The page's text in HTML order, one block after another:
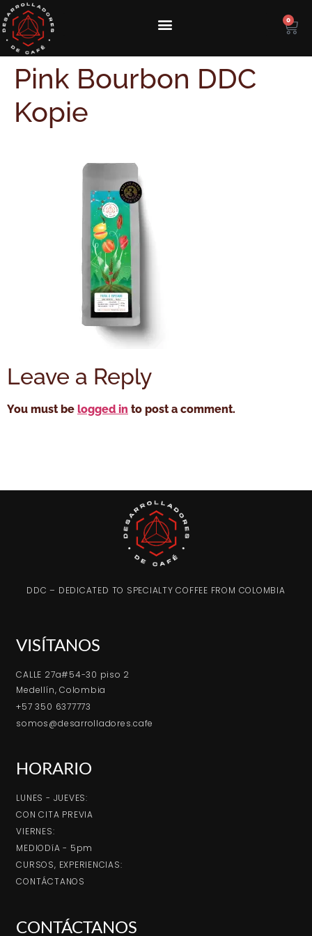
0
Pink Bourbon DDC
Kopie
Leave a Reply
You must be logged in to post a comment.
DDC – DEDICATED TO SPECIALTY COFFEE FROM COLOMBIA
VISÍTANOS
CALLE 27a#54-30 piso 2
Medellín, Colombia
+57 350 6377773
somos@desarrolladores.cafe
HORARIO
LUNES - JUEVES:
CON CITA PREVIA
VIERNES:
MEDIODíA - 5pm
CURSOS, EXPERIENCIAS:
CONTÁCTANOS
CONTÁCTANOS